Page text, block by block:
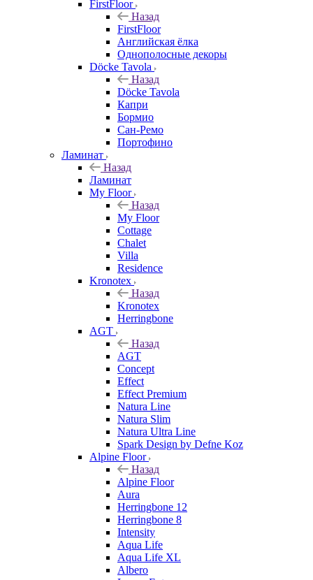
FirstFloor
Назад
FirstFloor
Английская ёлка
Однополосные декоры
Döcke Tavola
Назад
Döcke Tavola
Капри
Бормио
Сан-Ремо
Портофино
Ламинат
Назад
Ламинат
My Floor
Назад
My Floor
Cottage
Chalet
Villa
Residence
Kronotex
Назад
Kronotex
Herringbone
AGT
Назад
AGT
Concept
Effect
Effect Premium
Natura Line
Natura Slim
Natura Ultra Line
Spark Design by Defne Koz
Alpine Floor
Назад
Alpine Floor
Aura
Herringbone 12
Herringbone 8
Intensity
Aqua Life
Aqua Life XL
Albero